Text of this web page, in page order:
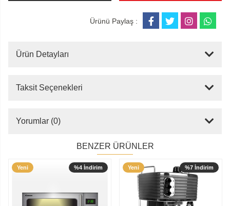
Ürünü Paylaş :
Ürün Detayları
Taksit Seçenekleri
Yorumlar (0)
BENZER ÜRÜNLER
%4 İndirim
Yeni %7 İndirim
Yeni